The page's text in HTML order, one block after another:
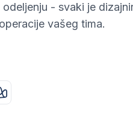
- svaki je
vašeg tima.